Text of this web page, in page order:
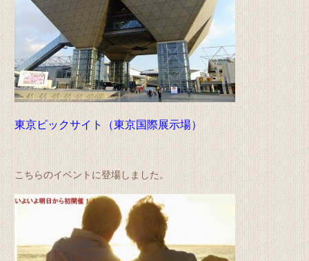
東京ビックサイト（東京国際展示場）
こちらのイベントに登場しました。